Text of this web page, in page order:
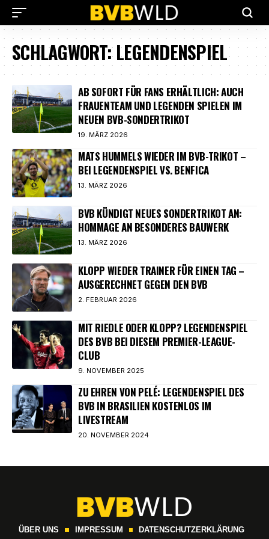
SCHLAGWORT:LEGENDENSPIEL
AB SOFORT FÜR FANS ERHÄLTLICH: AUCH
FRAUENTEAM UND LEGENDEN SPIELEN IM
NEUEN BVB-SONDERTRIKOT
19. MÄRZ 2026
MATS HUMMELS WIEDER IM BVB-TRIKOT –
BEI LEGENDENSPIEL VS. BENFICA
13. MÄRZ 2026
BVB KÜNDIGT NEUES SONDERTRIKOT AN:
HOMMAGE AN BESONDERES BAUWERK
13. MÄRZ 2026
KLOPP WIEDER TRAINER FÜR EINEN TAG –
AUSGERECHNET GEGEN DEN BVB
2. FEBRUAR 2026
MIT RIEDLE ODER KLOPP? LEGENDENSPIEL
DES BVB BEI DIESEM PREMIER-LEAGUE-
CLUB
9. NOVEMBER 2025
ZU EHREN VON PELÉ: LEGENDENSPIEL DES
BVB IN BRASILIEN KOSTENLOS IM
LIVESTREAM
20. NOVEMBER 2024
ÜBER UNS IMPRESSUM DATENSCHUTZERKLÄRUNG